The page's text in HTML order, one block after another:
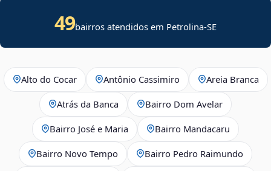
49bairros atendidos em Petrolina-SE
Alto do Cocar Antônio Cassimiro Areia Branca
Atrás da Banca Bairro Dom Avelar
Bairro José e Maria Bairro Mandacaru
Bairro Novo Tempo Bairro Pedro Raimundo